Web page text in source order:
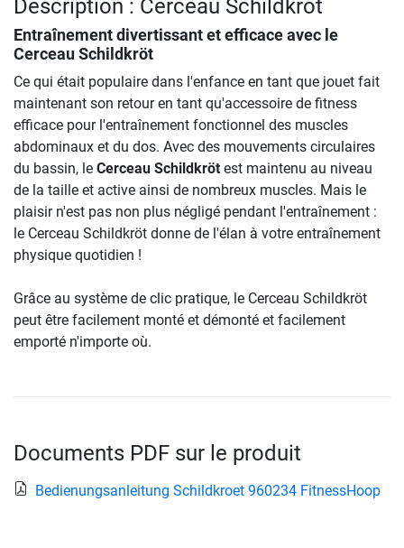
Description : Cerceau Schildkröt
Entraînement divertissant et efficace avec le
Cerceau Schildkröt
Ce qui était populaire dans l'enfance en tant que jouet fait
maintenant son retour en tant qu'accessoire de fitness
efficace pour l'entraînement fonctionnel des muscles
abdominaux et du dos. Avec des mouvements circulaires
du bassin, le Cerceau Schildkröt est maintenu au niveau
de la taille et active ainsi de nombreux muscles. Mais le
plaisir n'est pas non plus négligé pendant l'entraînement :
le Cerceau Schildkröt donne de l'élan à votre entraînement
physique quotidien !
Grâce au système de clic pratique, le Cerceau Schildkröt
peut être facilement monté et démonté et facilement
emporté n'importe où.
Documents PDF sur le produit
Bedienungsanleitung Schildkroet 960234 FitnessHoop